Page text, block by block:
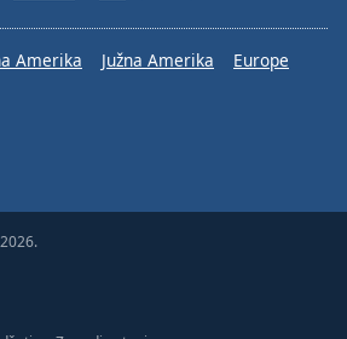
Amerika Južna Amerika
Europe